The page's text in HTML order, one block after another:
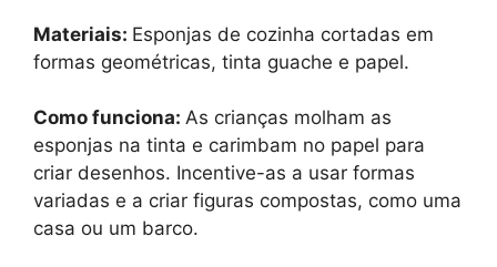
Materiais: Esponjas de cozinha cortadas em
formas geométricas, tinta guache e papel.
Como funciona: As crianças molham as
esponjas na tinta e carimbam no papel para
criar desenhos. Incentive-as a usar formas
variadas e a criar figuras compostas, como uma
casa ou um barco.